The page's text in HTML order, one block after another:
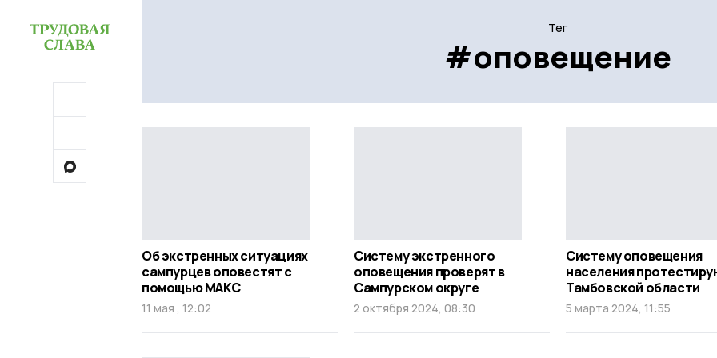
Тег
#оповещение
Об экстренных ситуациях
сампурцев оповестят с
помощью МАКС
11 мая , 12:02
Систему экстренного
оповещения проверят в
Сампурском округе
2 октября 2024, 08:30
Систему оповещения
населения
Тамбовской области
5 марта 2024, 11:55